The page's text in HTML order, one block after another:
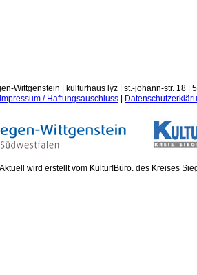
Wittgenstein | kulturhaus lÿz | st.-johann-str. 18
Impressum / Haftungsauschluss
wird erstellt vom Kultur!Büro. des Kreises